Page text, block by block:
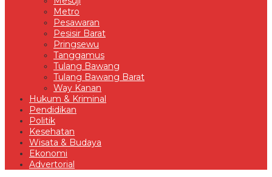
Metro
Pesawaran
Pesisir Barat
Pringsewu
Tanggamus
Tulang Bawang
Tulang Bawang Barat
Way Kanan
Hukum & Kriminal
Pendidikan
Politik
Kesehatan
Wisata & Budaya
Ekonomi
Advertorial